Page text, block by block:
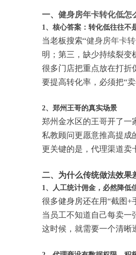
一、 健身房年卡转化低怎
1、核心答案：转化低往往不
当老板搜索“健身房年卡
明；第三，缺少持续裂变
很多门店把重点放在打
要提高转化率，必须把“
2、郑州王哥的真实场景
郑州金水区的王哥开了一
私教顾问更愿意推高提成
更关键的是，代理渠道卖
二、为什么传统做法效果
1、人工统计佣金，必然降低
很多健身房还在用“截图+
当员工不知道自己每卖一
这时候，就需要一个清晰